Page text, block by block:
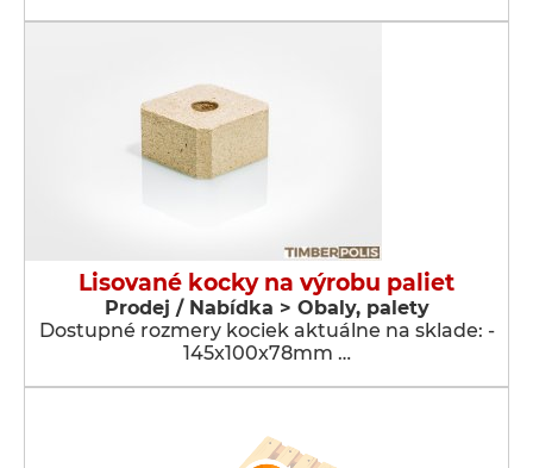
Lisované kocky na výrobu paliet
Prodej / Nabídka > Obaly, palety
Dostupné rozmery kociek aktuálne na sklade: -
145x100x78mm …